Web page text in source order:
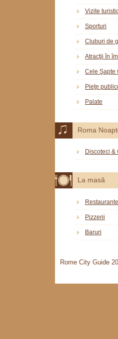
Vizite
Sporturi
Cluburi de
Atracţii în
Cele Şapte
Pieţe
Palate
Roma
Discoteci &
La masă
Restaurante
Pizzerii
Baruri
Rome City Guide